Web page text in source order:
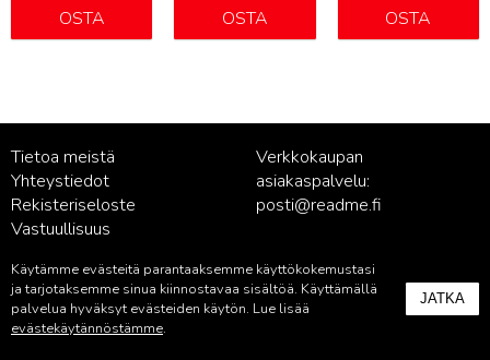
OSTA OSTA OSTA
Tietoa meistä
Yhteystiedot
Rekisteriseloste
Vastuullisuus
Verkkokaupan
asiakaspalvelu:
posti@readme.fi
Kustantamon asiakaspalvelu:
palvelu@readme.fi
Käytämme evästeitä parantaaksemme käyttökokemustasi
ja tarjotaksemme sinua kiinnostavaa sisältöä. Käyttämällä
palvelua hyväksyt evästeiden käytön. Lue lisää
evästekäytännöstämme.
JATKA